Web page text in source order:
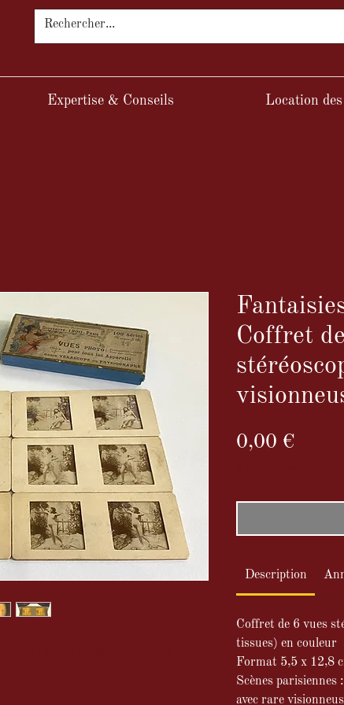
Expertise & Conseils Location
Coffret
0,00 €Prix
Description
Coffret de 6 vues
tissues) en couleur
Format 5,5 x 12,8
Scènes parisiennes
avec rare